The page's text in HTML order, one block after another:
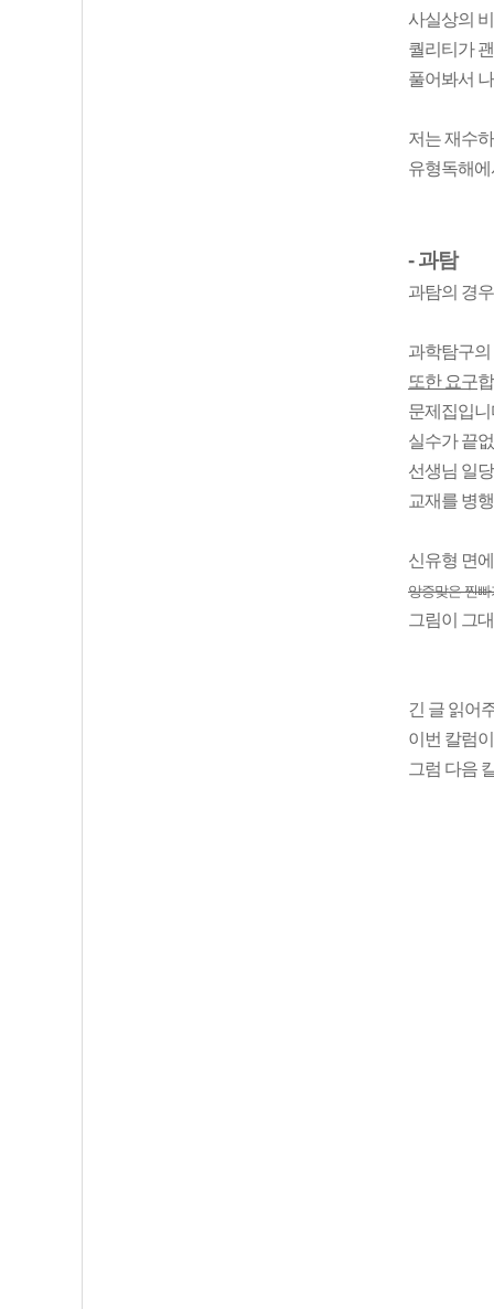
사실상의
퀄리티가
풀어봐서
저는 재수
유형독해
- 과탐
과탐의 경
과학탐구
또한 요구
문제집입
실수가 끝
선생님 일
교재를 병
신유형 면
앙증맞은 찐
그림이 그
긴 글 읽어
이번 칼럼
그럼 다음